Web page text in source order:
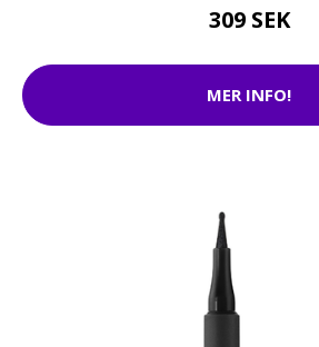
309 SEK
MER INFO!